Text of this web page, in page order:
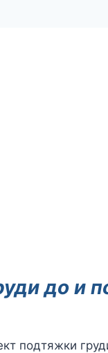
до и
подтяжки